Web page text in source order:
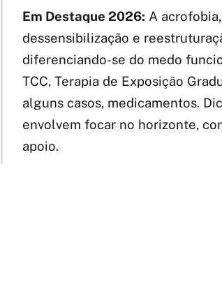
Em Destaque 2026: A
dessensibilização e
diferenciando-se do medo
TCC, Terapia de Exposição
alguns casos, medicamentos.
envolvem focar no horizonte,
apoio.